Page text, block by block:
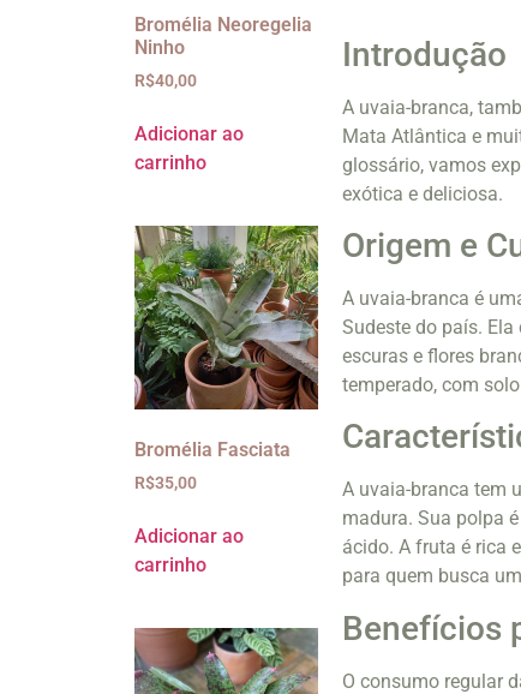
Bromélia Neoregelia
Ninho
R$40,00
Adicionar ao
carrinho
Bromélia Fasciata
R$35,00
Adicionar ao
carrinho
Introdução
A uvaia-branca,
Mata Atlântica e
glossário, vamos
exótica e deliciosa.
Origem e
A uvaia-branca é
Sudeste do país.
escuras e flores
temperado, com
A uvaia-branca tem
madura. Sua polpa
ácido. A fruta é rica
para quem busca
Benefícios
O consumo regular